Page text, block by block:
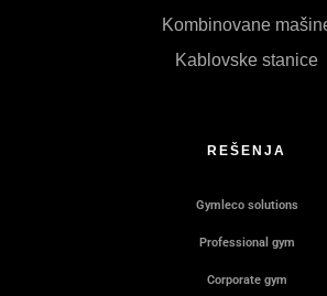
Kombinovane
Kablovske stanice
REŠENJA
Gymleco solutions
Professional gym
Corporate gym